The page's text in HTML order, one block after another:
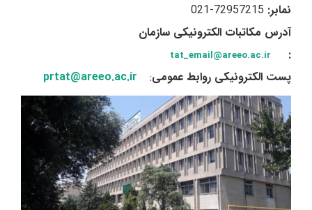
نمابر: 72957215-021
آدرس مکاتبات الکترونیکی سازمان
:
tat_email@areeo.ac.ir
پست الکترونیکی روابط عمومی:
prtat@areeo.ac.ir